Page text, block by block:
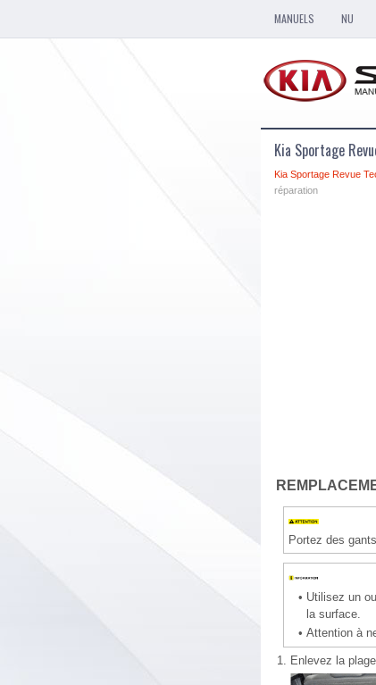
MANUELS NU
Kia Sportage
Kia Sportage Revue
réparation
Portez des
• Utilisez un
la surface.
• Attention à
1. Enlevez la